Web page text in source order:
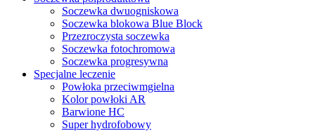
Soczewka dwuogniskowa
Soczewka blokowa Blue Block
Przezroczysta soczewka
Soczewka fotochromowa
Soczewka progresywna
Specjalne leczenie
Powłoka przeciwmgielna
Kolor powłoki AR
Barwione HC
Super hydrofobowy